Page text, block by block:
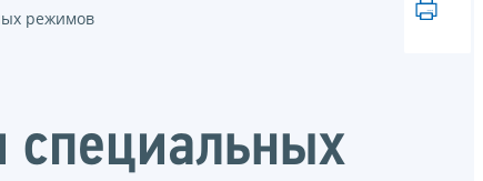
режимов
специальных